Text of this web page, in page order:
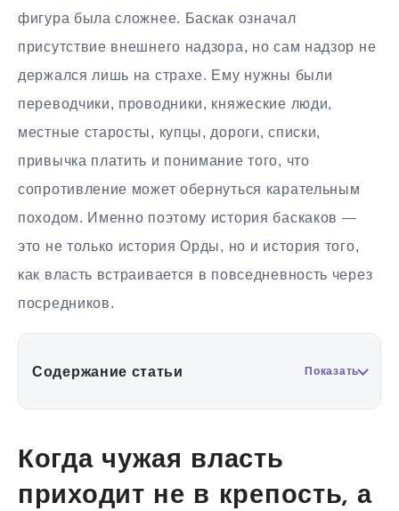
фигура была сложнее. Баскак означал
присутствие внешнего надзора, но сам надзор не
держался лишь на страхе. Ему нужны были
переводчики, проводники, княжеские люди,
местные старосты, купцы, дороги, списки,
привычка платить и понимание того, что
сопротивление может обернуться карательным
походом. Именно поэтому история баскаков —
это не только история Орды, но и история того,
как власть встраивается в повседневность через
посредников.
Содержание статьи Показать
Когда чужая власть
приходит не в крепость, а